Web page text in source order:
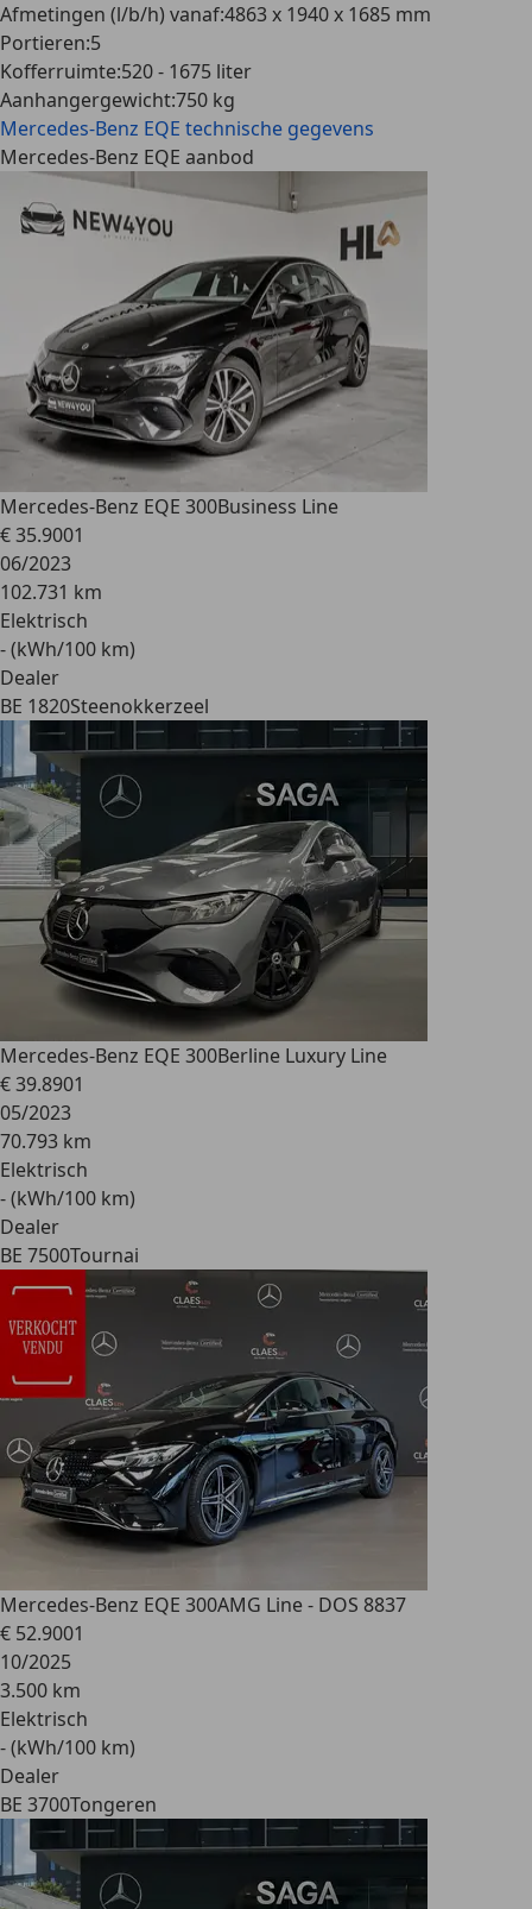
Afmetingen (l/b/h) vanaf:4863 x 1940 x 1685 mm
Portieren:5
Kofferruimte:520 - 1675 liter
Aanhangergewicht:750 kg
Mercedes-Benz EQE technische gegevens
Mercedes-Benz EQE aanbod
Mercedes-Benz EQE 300Business Line
€ 35.9001
06/2023
102.731 km
Elektrisch
- (kWh/100 km)
Dealer
BE 1820Steenokkerzeel
Mercedes-Benz EQE 300Berline Luxury Line
€ 39.8901
05/2023
70.793 km
Elektrisch
- (kWh/100 km)
Dealer
BE 7500Tournai
Mercedes-Benz EQE 300AMG Line - DOS 8837
€ 52.9001
10/2025
3.500 km
Elektrisch
- (kWh/100 km)
Dealer
BE 3700Tongeren